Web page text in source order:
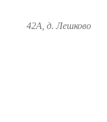
42А, д. Лешково